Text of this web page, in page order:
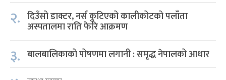
२. दिउँसो डाक्टर, नर्स कुटिएको कालीकोटको पलाँता
अस्पतालमा राति फेरि आक्रमण
३. बालबालिकाको पोषणमा लगानी : समृद्ध नेपालको आधार